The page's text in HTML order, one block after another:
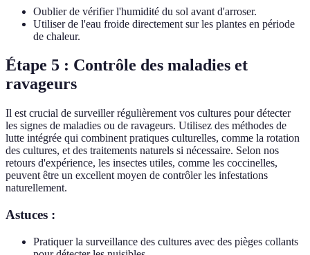
Oublier de vérifier l'humidité du sol avant d'arroser.
Utiliser de l'eau froide directement sur les plantes en période
de chaleur.
Étape 5 : Contrôle des maladies et
ravageurs
Il est crucial de surveiller régulièrement vos cultures pour détecter
les signes de maladies ou de ravageurs. Utilisez des méthodes de
lutte intégrée qui combinent pratiques culturelles, comme la rotation
des cultures, et des traitements naturels si nécessaire. Selon nos
retours d'expérience, les insectes utiles, comme les coccinelles,
peuvent être un excellent moyen de contrôler les infestations
naturellement.
Astuces :
Pratiquer la surveillance des cultures avec des pièges collants